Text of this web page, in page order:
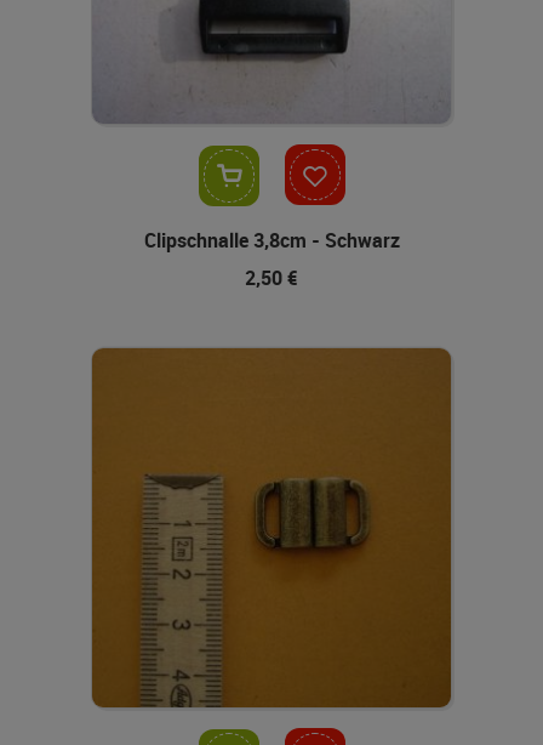
Clipschnalle 3,8cm - Schwarz
2,50 €